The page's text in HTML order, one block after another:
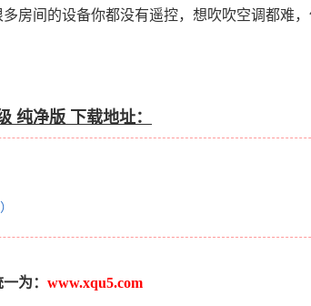
房间的设备你都没有遥控，想吹吹空调都难
纯净版 下载地址：
为： www.xqu5.com